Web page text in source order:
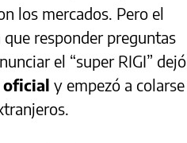
los mercados. Pero el
responder preguntas
el “super RIGI” dejó
oficial y empezó a colarse